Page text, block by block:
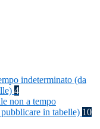
indeterminato (da
4
non a tempo
in tabelle) 10